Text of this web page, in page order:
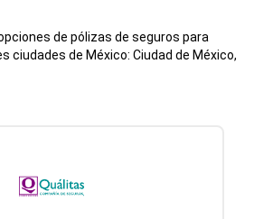
de pólizas de seguros para
ciudades de México: Ciudad de México,